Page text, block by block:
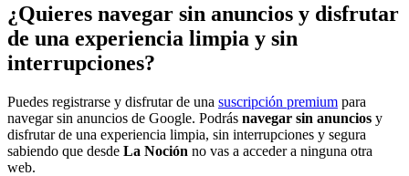
¿Quieres navegar sin anuncios y disfrutar
de una experiencia limpia y sin
interrupciones?
Puedes registrarse y disfrutar de una suscripción premium para
navegar sin anuncios de Google. Podrás navegar sin anuncios y
disfrutar de una experiencia limpia, sin interrupciones y segura
sabiendo que desde La Noción no vas a acceder a ninguna otra
web.